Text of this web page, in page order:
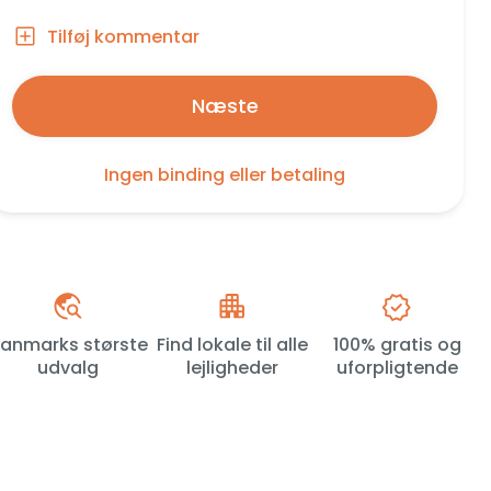
Tilføj kommentar
Næste
Ingen binding eller betaling
største
udvalg
Find lokale til alle
lejligheder
100% gratis og
uforpligtende